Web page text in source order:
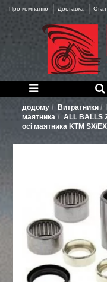
Про компанію Доставка
додому Витратники
маятника
ALL BALLS
осі маятника KTM SX/